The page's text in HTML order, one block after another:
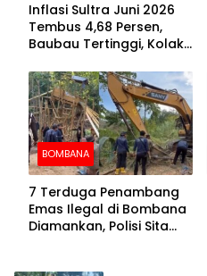
Inflasi Sultra Juni 2026
Tembus 4,68 Persen,
Baubau Tertinggi, Kolaka
BOMBANA
7 Terduga Penambang
Emas Ilegal di Bombana
Diamankan, Polisi Sita